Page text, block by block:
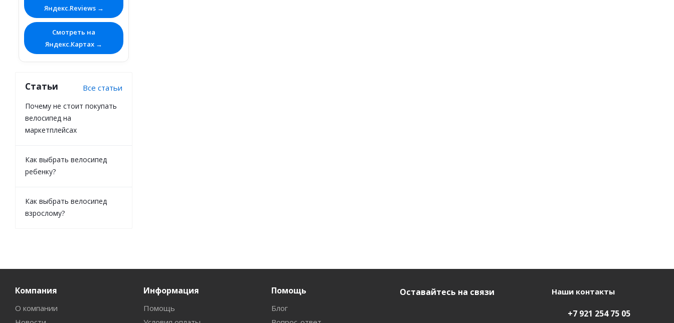
Яндекс.Reviews →
Смотреть на
Яндекс.Картах →
Статьи Все статьи
Почему не стоит покупать
велосипед на
маркетплейсах
Как выбрать велосипед
ребенку?
Как выбрать велосипед
взрослому?
Компания
О компании
Информация
Помощь
Помощь
Блог
Оставайтесь на связи Наши контакты
+7 921 254 75 05